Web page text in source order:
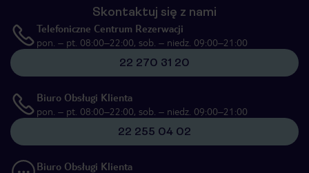
Skontaktuj się z nami
Telefoniczne Centrum Rezerwacji
pon. – pt. 08:00–22:00, sob. – niedz. 09:00–21:00
22 270 31 20
Biuro Obsługi Klienta
pon. – pt. 08:00–22:00, sob. – niedz. 09:00–21:00
22 255 04 02
Biuro Obsługi Klienta